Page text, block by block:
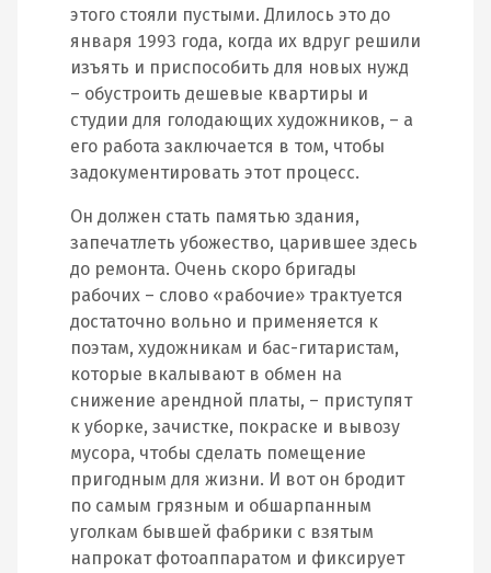
этого стояли пустыми. Длилось это до
января 1993 года, когда их вдруг решили
изъять и приспособить для новых нужд
– обустроить дешевые квартиры и
студии для голодающих художников, – а
его работа заключается в том, чтобы
задокументировать этот процесс.
Он должен стать памятью здания,
запечатлеть убожество, царившее здесь
до ремонта. Очень скоро бригады
рабочих – слово «рабочие» трактуется
достаточно вольно и применяется к
поэтам, художникам и бас-гитаристам,
которые вкалывают в обмен на
снижение арендной платы, – приступят
к уборке, зачистке, покраске и вывозу
мусора, чтобы сделать помещение
пригодным для жизни. И вот он бродит
по самым грязным и обшарпанным
уголкам бывшей фабрики с взятым
напрокат фотоаппаратом и фиксирует